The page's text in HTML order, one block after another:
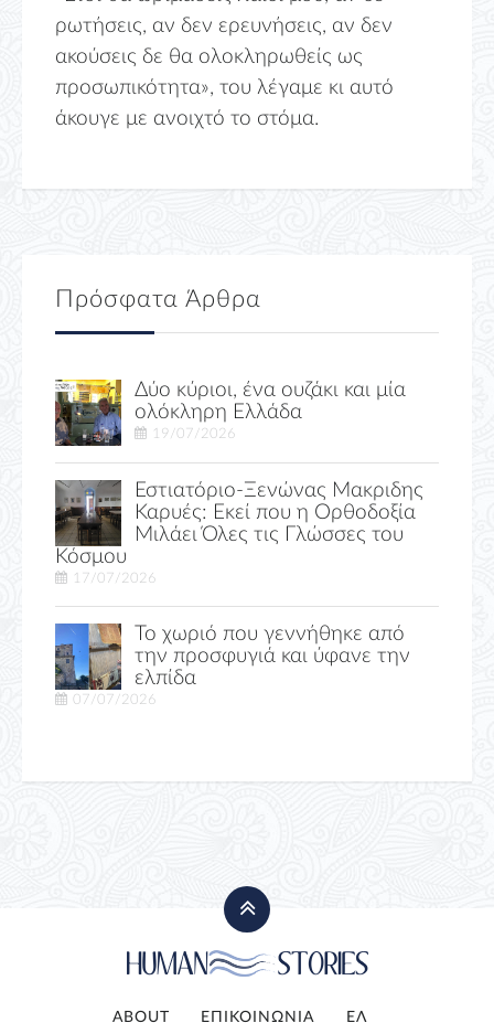
ρωτήσεις, αν δεν ερευνήσεις, αν δεν
ακούσεις δε θα ολοκληρωθείς ως
προσωπικότητα», του λέγαμε κι αυτό
άκουγε με ανοιχτό το στόμα.
Πρόσφατα Άρθρα
Δύο κύριοι, ένα ουζάκι και μία
ολόκληρη Ελλάδα
19/07/2026
Εστιατόριο-Ξενώνας Μακριδης
Καρυές: Εκεί που η Ορθοδοξία
Μιλάει Όλες τις Γλώσσες του
Κόσμου
17/07/2026
Το χωριό που γεννήθηκε από
την προσφυγιά και ύφανε την
ελπίδα
07/07/2026
ABOUT ΕΠΙΚΟΙΝΩΝΙΑ ΕΛ